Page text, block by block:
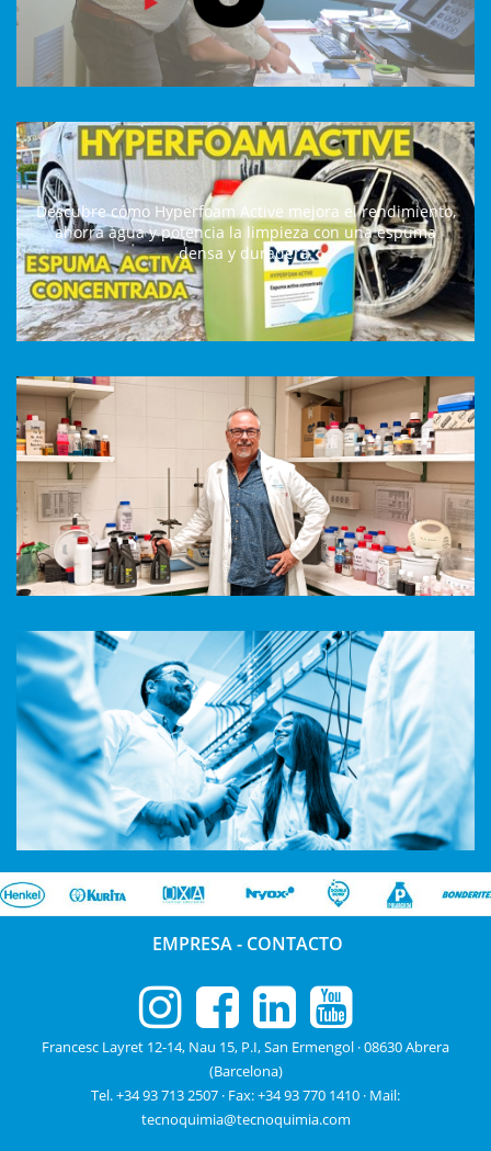
Descubre cómo Hyperfoam Active mejora el rendimiento,
ahorra agua y potencia la limpieza con una espuma
densa y duradera.
EMPRESA- CONTACTO
Francesc Layret 12-14, Nau 15, P.I, San Ermengol · 08630 Abrera
(Barcelona)
Tel. +34 93 713 2507 · Fax: +34 93 770 1410 · Mail:
tecnoquimia@tecnoquimia.com